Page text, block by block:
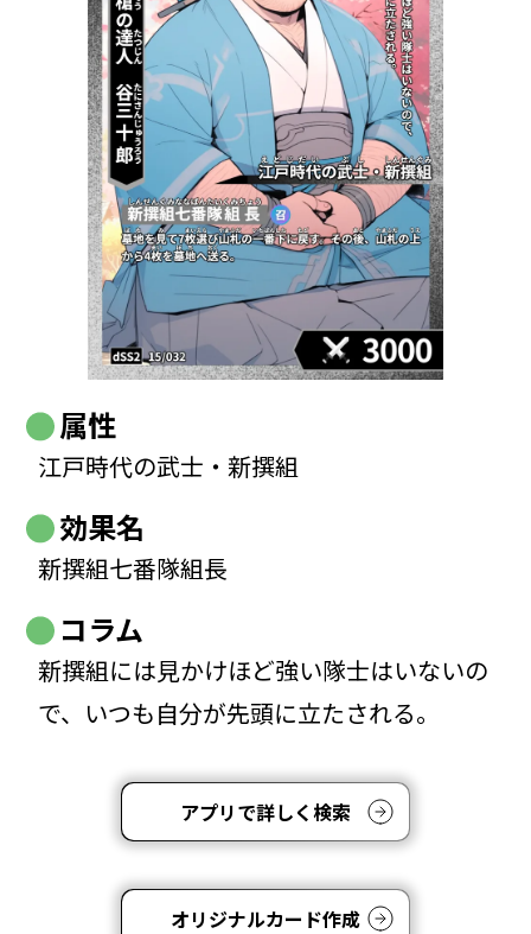
属性
江戸時代の武士・新撰組
効果名
新撰組七番隊組長
コラム
新撰組には見かけほど強い隊士はいないの
で、いつも自分が先頭に立たされる。
アプリで詳しく検索
オリジナルカード作成